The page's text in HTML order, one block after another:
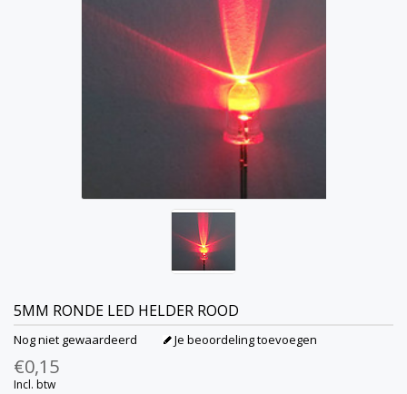
5MM RONDE LED HELDER ROOD
Nog niet gewaardeerd Je beoordeling toevoegen
€0,15
Incl. btw